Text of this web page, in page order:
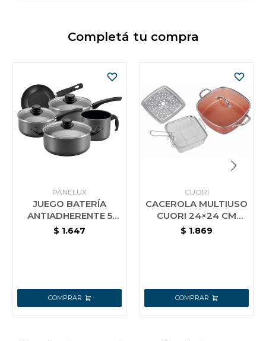
Completá tu compra
PANELUX
JUEGO BATERÍA
ANTIADHERENTE 5
PIEZAS C/TAPA
$ 1.647
CUORI
CACEROLA MULTIUSO
CUORI 24×24 CM
MULTICHEF
$ 1.869